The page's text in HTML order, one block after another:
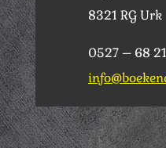
8321 RG Urk
0527 – 68